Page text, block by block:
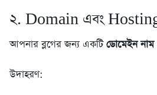
২. Domain এবং
আপনার ব্লগের জন্য একটিডোমেইন নাম
উদাহরণ: